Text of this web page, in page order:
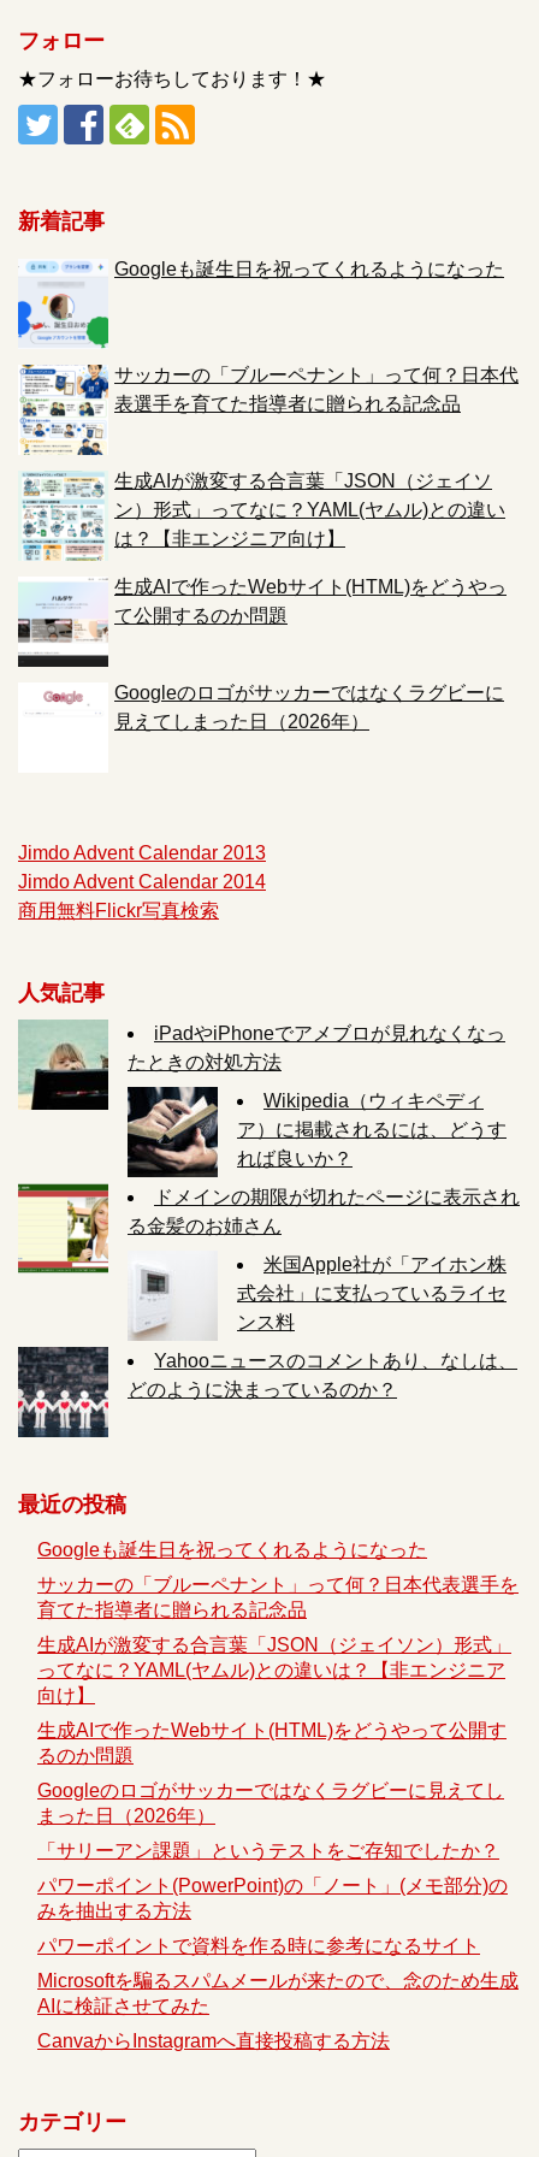
フォロー
★フォローお待ちしております！★
新着記事
Googleも誕生日を祝ってくれるようになった
サッカーの「ブルーペナント」って何？日本代
表選手を育てた指導者に贈られる記念品
生成AIが激変する合言葉「JSON（ジェイソ
ン）形式」ってなに？YAML(ヤムル)との違い
は？【非エンジニア向け】
生成AIで作ったWebサイト(HTML)をどうやっ
て公開するのか問題
Googleのロゴがサッカーではなくラグビーに
見えてしまった日（2026年）
Jimdo Advent Calendar 2013
Jimdo Advent Calendar 2014
商用無料Flickr写真検索
人気記事
iPadやiPhoneでアメブロが見れなくなっ
たときの対処方法
Wikipedia（ウィキペディ
ア）に掲載されるには、どうす
れば良いか？
ドメインの期限が切れたページに表示され
る金髪のお姉さん
米国Apple社が「アイホン株
式会社」に支払っているライセ
ンス料
Yahooニュースのコメントあり、なしは、
どのように決まっているのか？
最近の投稿
Googleも誕生日を祝ってくれるようになった
サッカーの「ブルーペナント」って何？日本代表選手を
育てた指導者に贈られる記念品
生成AIが激変する合言葉「JSON（ジェイソン）形式」
ってなに？YAML(ヤムル)との違いは？【非エンジニア
向け】
生成AIで作ったWebサイト(HTML)をどうやって公開す
るのか問題
Googleのロゴがサッカーではなくラグビーに見えてし
まった日（2026年）
「サリーアン課題」というテストをご存知でしたか？
パワーポイント(PowerPoint)の「ノート」(メモ部分)の
みを抽出する方法
パワーポイントで資料を作る時に参考になるサイト
Microsoftを騙るスパムメールが来たので、念のため生成
AIに検証させてみた
CanvaからInstagramへ直接投稿する方法
カテゴリー